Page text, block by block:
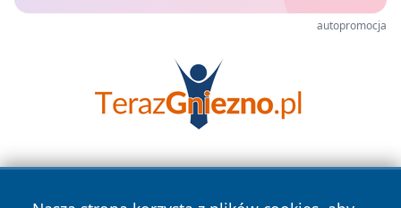
autopromocja